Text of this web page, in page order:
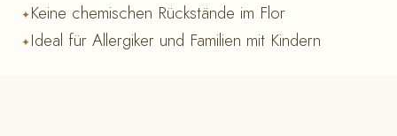
Keine chemischen Rückstände im Flor
Ideal für Allergiker und Familien mit Kindern